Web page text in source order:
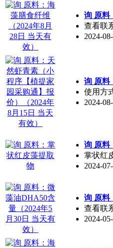
询 原料
查看联
2024-
询 原料
使用方
2024-
询 原料
掌状红
2024-
询 原料
查看联
2024-